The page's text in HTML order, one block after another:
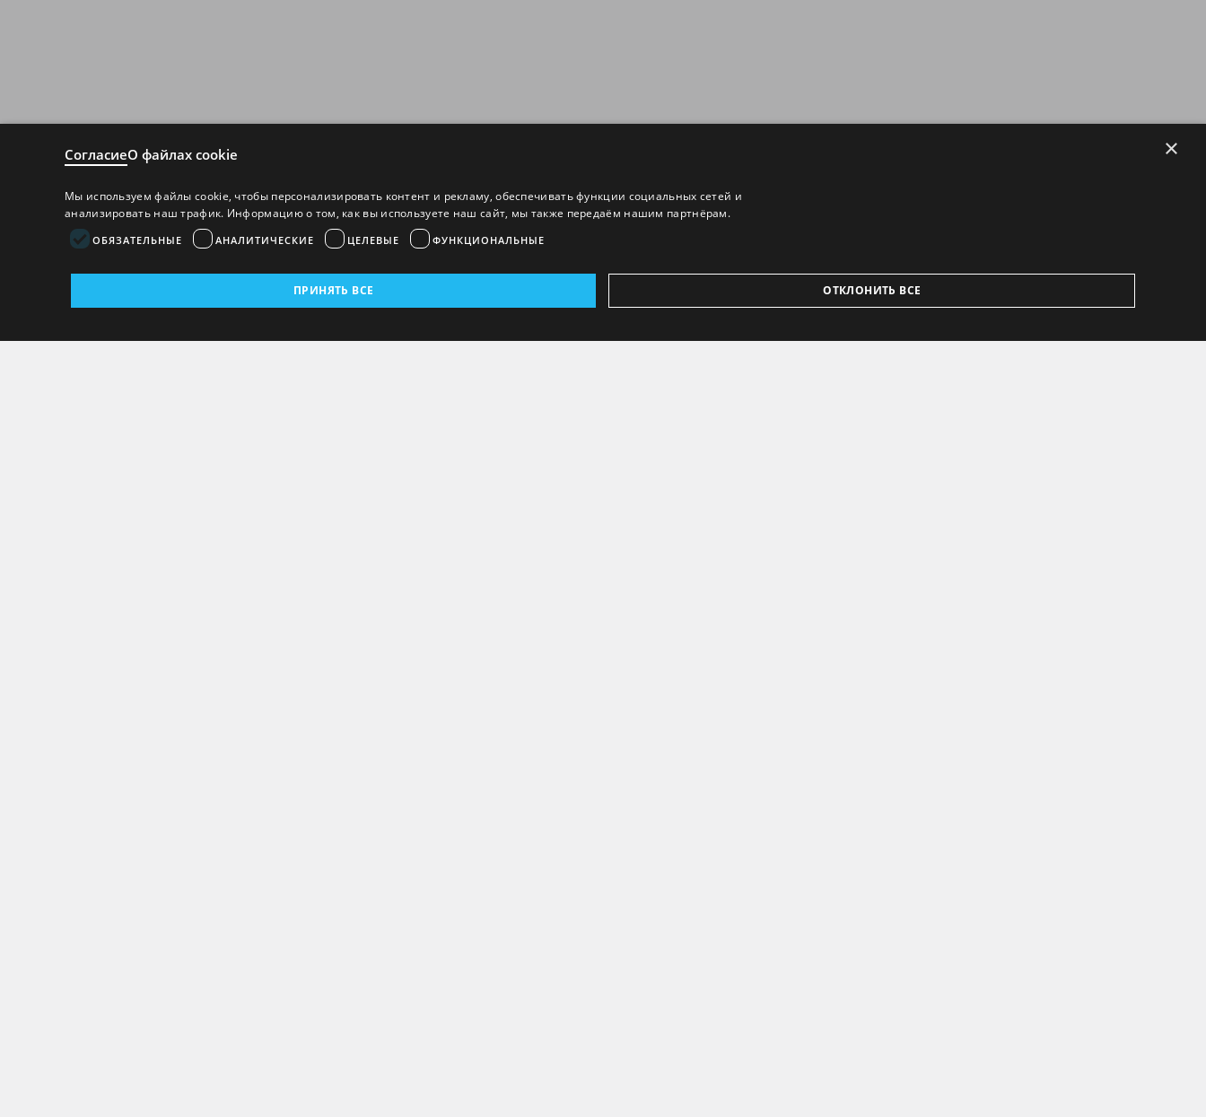
×
СогласиеО файлах cookie
Мы используем файлы cookie, чтобы персонализировать контент и рекламу, обеспечивать функции социальных сетей и
анализировать наш трафик. Информацию о том, как вы используете наш сайт, мы также передаём нашим партнёрам.
ОБЯЗАТЕЛЬНЫЕ АНАЛИТИЧЕСКИЕ ЦЕЛЕВЫЕ ФУНКЦИОНАЛЬНЫЕ
ПРИНЯТЬ ВСЕ ОТКЛОНИТЬ ВСЕ